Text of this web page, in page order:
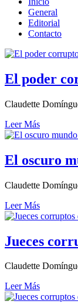
General
Editorial
Contacto
El poder
Claudette
Leer Más
El oscuro
Claudette
Leer Más
Jueces
Claudette
Leer Más